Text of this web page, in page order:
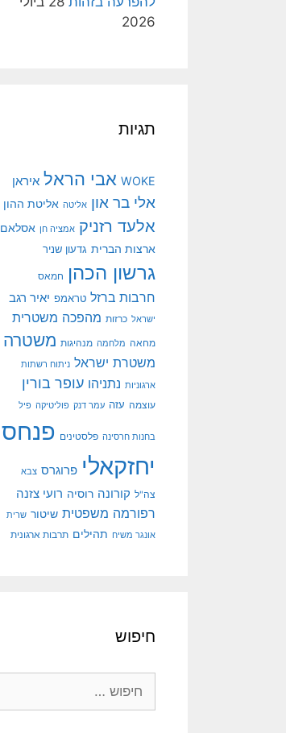
2026
תגיות
WOKE אבי הראל איראן
אלי בר און אליטה אליטת ההון
אלעד רזניק אמציה חן אסלאם
ארצות הברית גדעון שניר
גרשון הכהן חמאס
חרבות ברזל טראמפ יאיר רגב
ישראל כרזות מהפכה משטרית
מחאה מלחמה מנהיגות משטרה
משטרת ישראל ניתוח רשתות
ארגוניות נתניהו עופר בורין
עוצמה עזה עמר דנק פוליטיקה פיל
בחנות חרסינה פלסטינים פנחס
יחזקאלי פרוגרס צבא
צה"ל קורונה רוסיה רועי צזנה
רפורמה משפטית שיטור שרית
אונגר משיח תהילים תרבות ארגונית
חיפוש